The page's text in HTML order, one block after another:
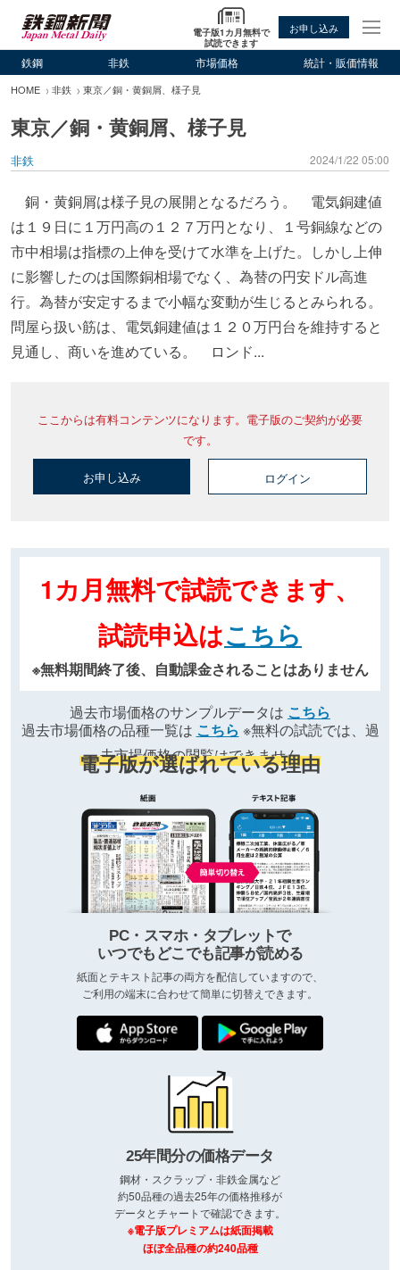
電子版1カ月無料で
試読できます
お申し込み
鉄鋼 非鉄 市場価格 統計・販価情報
HOME 非鉄 東京／銅・黄銅屑、様子見
東京／銅・黄銅屑、様子見
非鉄 2024/1/22 05:00
銅・黄銅屑は様子見の展開となるだろう。 電気銅建値
は１９日に１万円高の１２７万円となり、１号銅線などの
市中相場は指標の上伸を受けて水準を上げた。しかし上伸
に影響したのは国際銅相場でなく、為替の円安ドル高進
行。為替が安定するまで小幅な変動が生じるとみられる。
問屋ら扱い筋は、電気銅建値は１２０万円台を維持すると
見通し、商いを進めている。 ロンド...
ここからは有料コンテンツになります。電子版のご契約が必要
です。
お申し込み ログイン
1カ月無料で試読できます、
試読申込はこちら
※無料期間終了後、自動課金されることはありません
過去市場価格のサンプルデータは こちら
過去市場価格の品種一覧は こちら ※無料の試読では、過
去市場価格の閲覧はできません
電子版が選ばれている理由
PC・スマホ・タブレットで
いつでもどこでも記事が読める
紙面とテキスト記事の両方を配信していますので、
ご利用の端末に合わせて簡単に切替えできます。
25年間分の価格データ
鋼材・スクラップ・非鉄金属など
約50品種の過去25年の価格推移が
データとチャートで確認できます。
※電子版プレミアムは紙面掲載
ほぼ全品種の約240品種